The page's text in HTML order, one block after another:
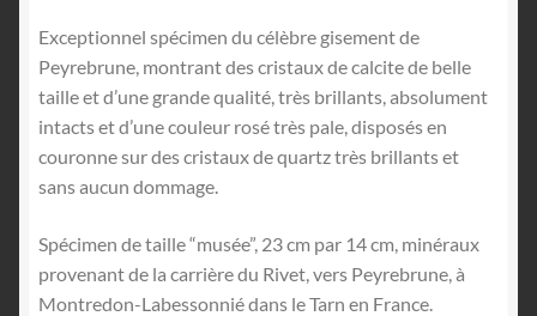
Exceptionnel spécimen du célèbre gisement de
Peyrebrune, montrant des cristaux de calcite de belle
taille et d’une grande qualité, très brillants, absolument
intacts et d’une couleur rosé très pale, disposés en
couronne sur des cristaux de quartz très brillants et
sans aucun dommage.
Spécimen de taille “musée”, 23 cm par 14 cm, minéraux
provenant de la carrière du Rivet, vers Peyrebrune, à
Montredon-Labessonnié dans le Tarn en France.